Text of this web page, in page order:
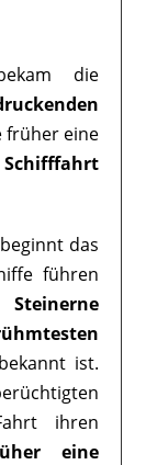
die
früher eine
das
führen
Steinerne
ist.
ihren
eine